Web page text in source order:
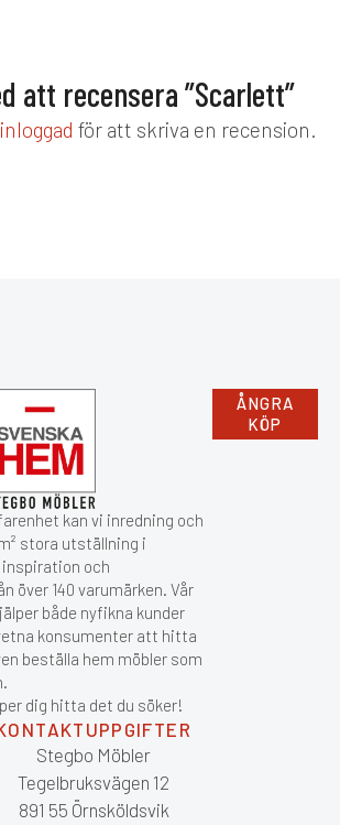
att recensera ”Scarlett”
inloggad för att skriva en recension.
kan vi inredning och
stora utställning i
och
över 140 varumärken. Vår
både nyfikna kunder
konsumenter att hitta
beställa hem möbler som
dig hitta det du söker!
ÅNGRA
KÖP
Stegbo Möbler
Tegelbruksvägen 12
891 55 Örnsköldsvik